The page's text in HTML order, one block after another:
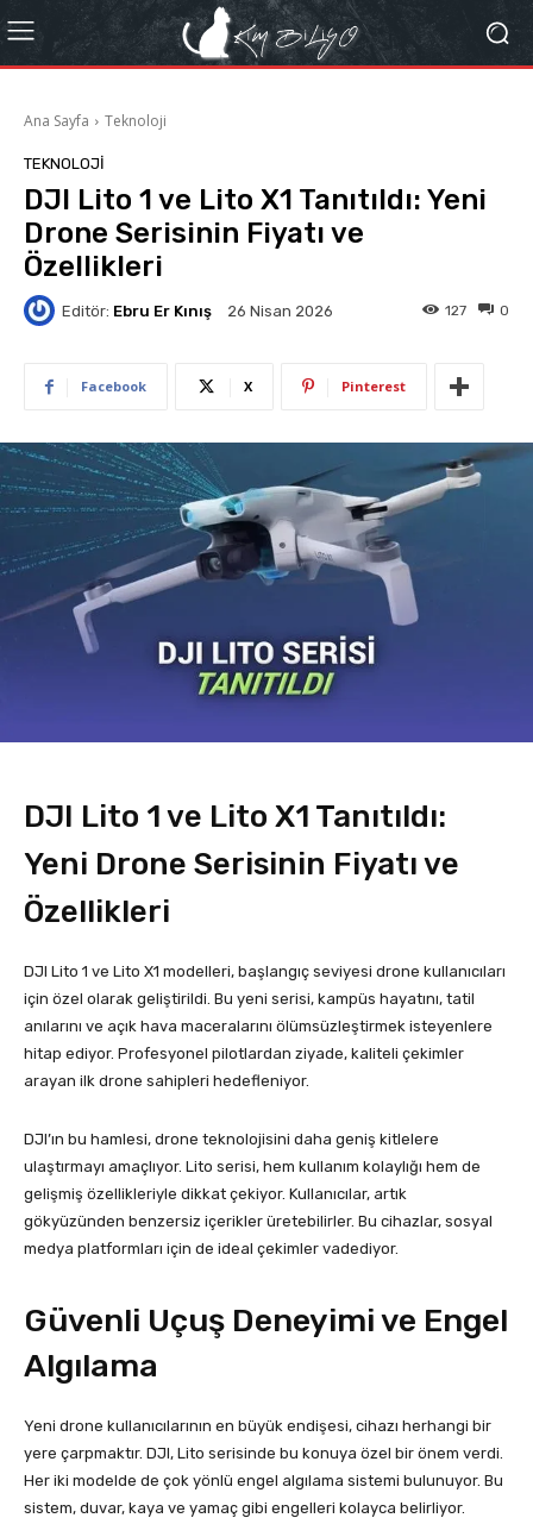
Ana Sayfa Teknoloji
TEKNOLOJI
DJI Lito 1 ve Lito X1 Tanıtıldı: Yeni
Drone Serisinin Fiyatı ve
Özellikleri
Editör: Ebru Er Kınış 26 Nisan 2026 0
127
Facebook X Pinterest
DJI Lito 1 ve Lito X1 Tanıtıldı:
Yeni Drone Serisinin Fiyatı ve
Özellikleri
DJI Lito 1 ve Lito X1 modelleri, başlangıç seviyesi drone kullanıcıları
için özel olarak geliştirildi. Bu yeni serisi, kampüs hayatını, tatil
anılarını ve açık hava maceralarını ölümsüzleştirmek isteyenlere
hitap ediyor. Profesyonel pilotlardan ziyade, kaliteli çekimler
arayan ilk drone sahipleri hedefleniyor.
DJI’ın bu hamlesi, drone teknolojisini daha geniş kitlelere
ulaştırmayı amaçlıyor. Lito serisi, hem kullanım kolaylığı hem de
gelişmiş özellikleriyle dikkat çekiyor. Kullanıcılar, artık
gökyüzünden benzersiz içerikler üretebilirler. Bu cihazlar, sosyal
medya platformları için de ideal çekimler vadediyor.
Güvenli Uçuş Deneyimi ve Engel
Algılama
Yeni drone kullanıcılarının en büyük endişesi, cihazı herhangi bir
yere çarpmaktır. DJI, Lito serisinde bu konuya özel bir önem verdi.
Her iki modelde de çok yönlü engel algılama sistemi bulunuyor. Bu
sistem, duvar, kaya ve yamaç gibi engelleri kolayca belirliyor.